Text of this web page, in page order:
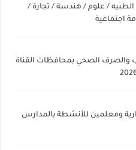
الطبيه / علوم / هندسة / تجارة /
اجتماعية
والصرف الصحي بمحافظات القناة
ومعلمين للأنشطة بالمدارس